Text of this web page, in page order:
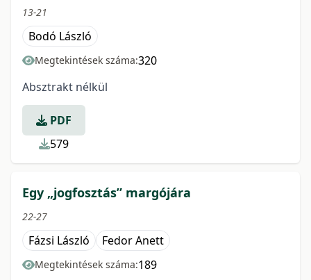
13-21
Bodó László
Megtekintések száma:320
Absztrakt nélkül
PDF
579
Egy „jogfosztás” margójára
22-27
Fázsi László Fedor Anett
Megtekintések száma:189